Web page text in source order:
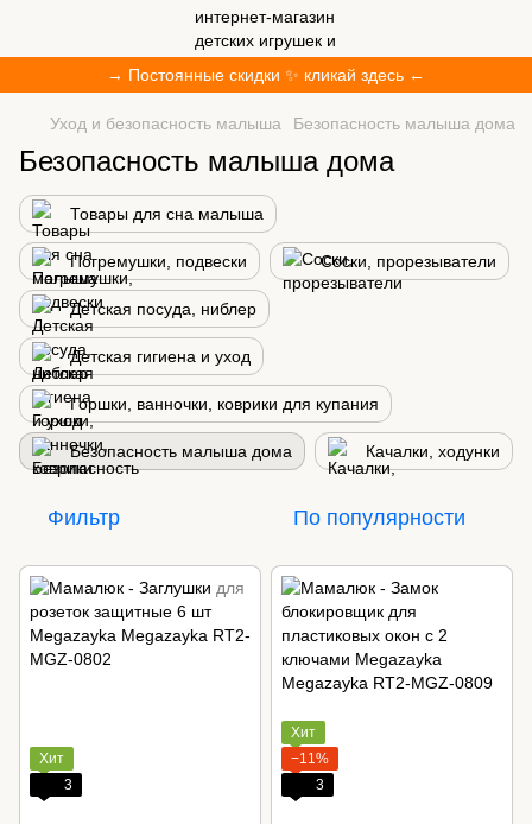
→ Постоянные скидки ✨ кликай здесь ←
Уход и безопасность малыша Безопасность малыша дома
Безопасность малыша дома
Товары для сна малыша
Погремушки, подвески Соски, прорезыватели
Детская посуда, ниблер
Детская гигиена и уход
Горшки, ванночки, коврики для купания
Безопасность малыша дома Качалки, ходунки
Фильтр По популярности
Хит
3
Хит
−11%
3